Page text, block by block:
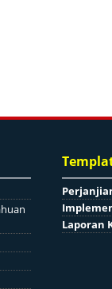
Laporan